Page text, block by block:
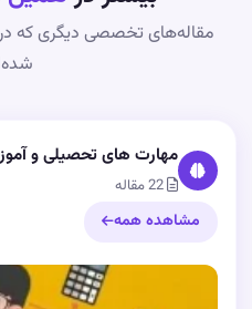
مقاله‌های تخصصی دیگری که
مهارت های تحصیلی و
مشاهده همه